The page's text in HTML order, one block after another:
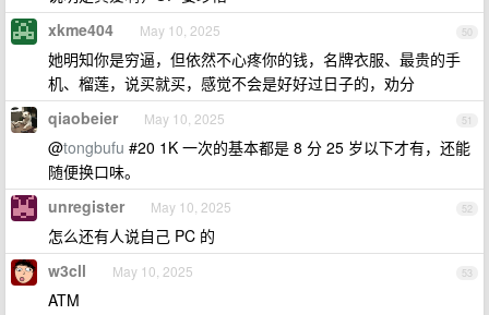
50
xkme404 May 10, 2025
她明知你是穷逼，但依然不心疼你的钱，名牌衣服、最贵的手
机、榴莲，说买就买，感觉不会是好好过日子的，劝分
51
qiaobeier May 10, 2025
@tongbufu #20 1K 一次的基本都是 8 分 25 岁以下才有，还能
随便换口味。
52
unregister May 10, 2025
怎么还有人说自己 PC 的
53
w3cll May 10, 2025
ATM